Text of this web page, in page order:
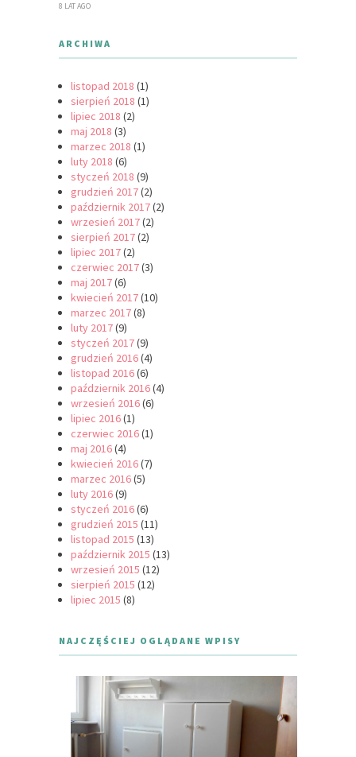
8 LAT AGO
ARCHIWA
listopad 2018 (1)
sierpień 2018 (1)
lipiec 2018 (2)
maj 2018 (3)
marzec 2018 (1)
luty 2018 (6)
styczeń 2018 (9)
grudzień 2017(2)
październik 2017(2)
wrzesień 2017(2)
sierpień 2017(2)
lipiec 2017(2)
czerwiec 2017(3)
maj 2017(6)
kwiecień 2017(10)
marzec 2017(8)
luty 2017(9)
styczeń 2017(9)
grudzień 2016(4)
listopad 2016(6)
październik 2016(4)
wrzesień 2016(6)
lipiec 2016(1)
czerwiec 2016(1)
maj 2016(4)
kwiecień 2016(7)
marzec 2016(5)
luty 2016(9)
styczeń 2016(6)
grudzień 2015 (11)
listopad 2015 (13)
październik 2015 (13)
wrzesień 2015 (12)
sierpień 2015 (12)
lipiec 2015 (8)
NAJCZĘŚCIEJ OGLĄDANE WPISY